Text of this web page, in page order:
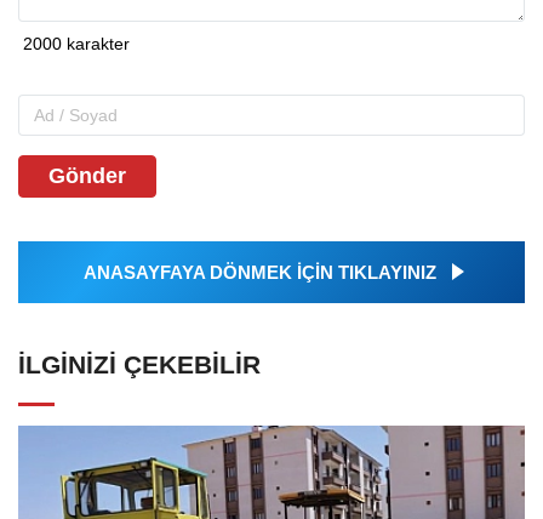
Gönder
ANASAYFAYA DÖNMEK İÇİN TIKLAYINIZ
İLGINIZI ÇEKEBILIR